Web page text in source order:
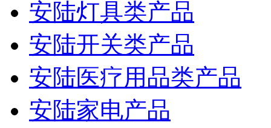
安陆灯具类产品
安陆开关类产品
安陆医疗用品类产品
安陆家电产品